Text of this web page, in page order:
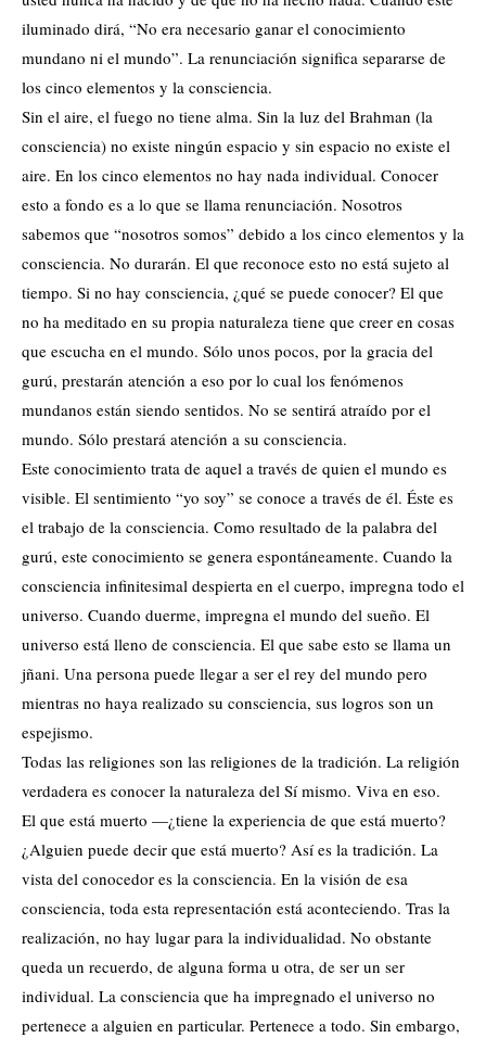
iluminado dirá, “No era necesario ganar el conocimiento
mundano ni el mundo”. La renunciación significa separarse de
los cinco elementos y la consciencia.
Sin el aire, el fuego no tiene alma. Sin la luz del Brahman (la
consciencia) no existe ningún espacio y sin espacio no existe el
aire. En los cinco elementos no hay nada individual. Conocer
esto a fondo es a lo que se llama renunciación. Nosotros
sabemos que “nosotros somos” debido a los cinco elementos y la
consciencia. No durarán. El que reconoce esto no está sujeto al
tiempo. Si no hay consciencia, ¿qué se puede conocer? El que
no ha meditado en su propia naturaleza tiene que creer en cosas
que escucha en el mundo. Sólo unos pocos, por la gracia del
gurú, prestarán atención a eso por lo cual los fenómenos
mundanos están siendo sentidos. No se sentirá atraído por el
mundo. Sólo prestará atención a su consciencia.
Este conocimiento trata de aquel a través de quien el mundo es
visible. El sentimiento “yo soy” se conoce a través de él. Éste es
el trabajo de la consciencia. Como resultado de la palabra del
gurú, este conocimiento se genera espontáneamente. Cuando la
consciencia infinitesimal despierta en el cuerpo, impregna todo el
universo. Cuando duerme, impregna el mundo del sueño. El
universo está lleno de consciencia. El que sabe esto se llama un
jñani. Una persona puede llegar a ser el rey del mundo pero
mientras no haya realizado su consciencia, sus logros son un
espejismo.
Todas las religiones son las religiones de la tradición. La religión
verdadera es conocer la naturaleza del Sí mismo. Viva en eso.
El que está muerto —¿tiene la experiencia de que está muerto?
¿Alguien puede decir que está muerto? Así es la tradición. La
vista del conocedor es la consciencia. En la visión de esa
consciencia, toda esta representación está aconteciendo. Tras la
realización, no hay lugar para la individualidad. No obstante
queda un recuerdo, de alguna forma u otra, de ser un ser
individual. La consciencia que ha impregnado el universo no
pertenece a alguien en particular. Pertenece a todo. Sin embargo,